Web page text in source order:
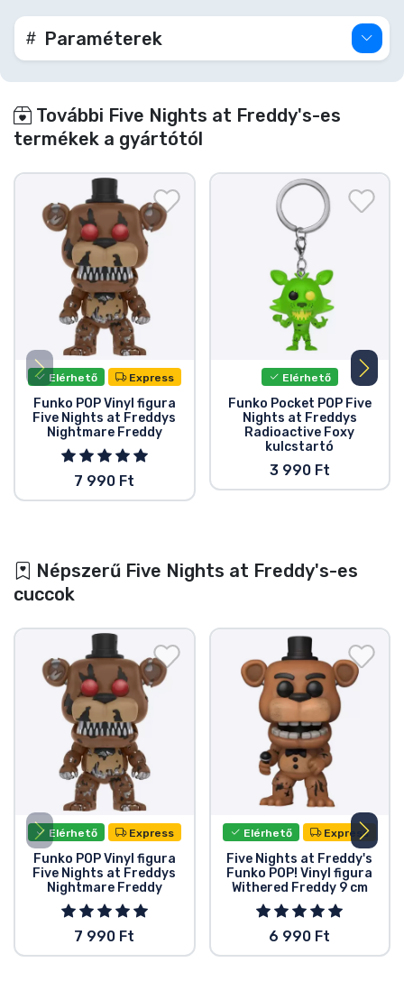
Paraméterek
További Five Nights at Freddy's-es
termékek a gyártótól
Elérhető Express
Funko POP Vinyl figura
Five Nights at Freddys
Nightmare Freddy
7 990 Ft
Elérhető
Funko Pocket POP Five
Nights at Freddys
Radioactive Foxy
kulcstartó
3 990 Ft
Népszerű Five Nights at Freddy's-es
cuccok
Elérhető Express
Funko POP Vinyl figura
Five Nights at Freddys
Nightmare Freddy
7 990 Ft
Elérhető Express
Five Nights at Freddy's
Funko POP! Vinyl figura
Withered Freddy 9 cm
6 990 Ft